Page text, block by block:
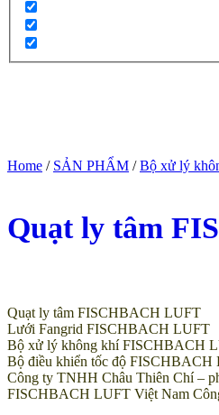
Home / SẢN PHẨM /Bộ xử lý
Quạt ly tâm
Quạt ly tâm FISCHBACH LUFT
Lưới Fangrid FISCHBACH LUFT
Bộ xử lý không khí FISCHBACH
Bộ điều khiển tốc độ FISCHBACH
Công ty TNHH Châu Thiên Chí –
FISCHBACH LUFT Việt Nam